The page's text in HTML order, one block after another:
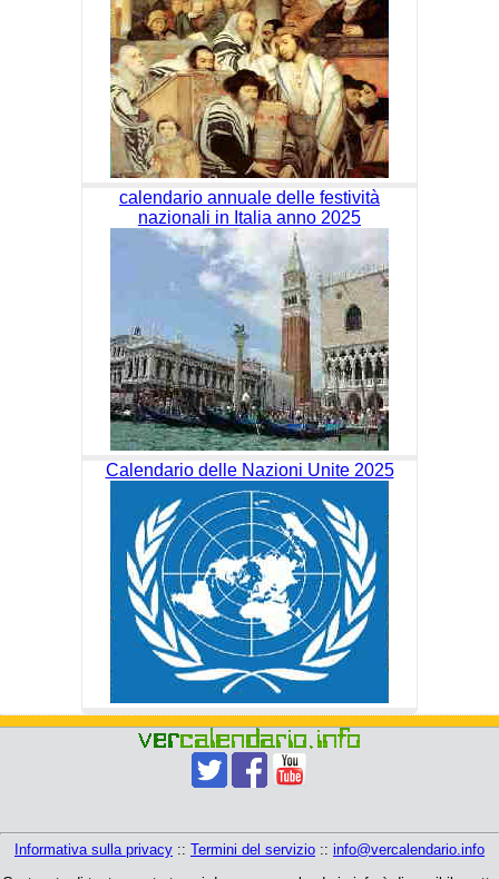
calendario annuale delle festività
nazionali in Italia anno 2025
Calendario delle Nazioni Unite 2025
Informativa sulla privacy :: Termini del servizio :: info@vercalendario.info